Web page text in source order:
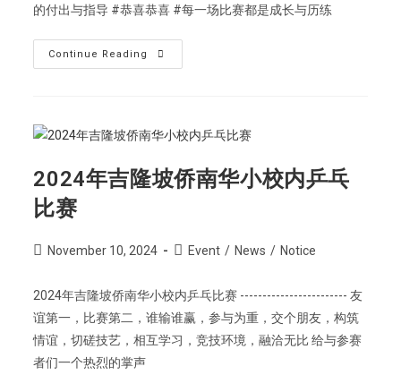
的付出与指导 #恭喜恭喜 #每一场比赛都是成长与历练
Continue Reading
2024年吉隆坡侨南华小校内乒乓
比赛
November 10, 2024 Event / News / Notice
2024年吉隆坡侨南华小校内乒乓比赛 ------------------------ 友
谊第一，比赛第二，谁输谁赢，参与为重，交个朋友，构筑
情谊，切磋技艺，相互学习，竞技环境，融洽无比 给与参赛
者们一个热烈的掌声